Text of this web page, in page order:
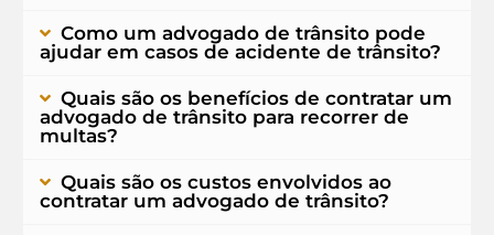
Como um advogado de trânsito pode
ajudar em casos de acidente de trânsito?
Quais são os benefícios de contratar um
advogado de trânsito para recorrer de
multas?
Quais são os custos envolvidos ao
contratar um advogado de trânsito?